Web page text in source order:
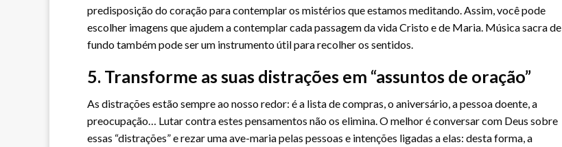
predisposição do coração para contemplar os mistérios que estamos meditando. Assim, você pode
escolher imagens que ajudem a contemplar cada passagem da vida Cristo e de Maria. Música sacra de
fundo também pode ser um instrumento útil para recolher os sentidos.
5. Transforme as suas distrações em “assuntos de oração”
As distrações estão sempre ao nosso redor: é a lista de compras, o aniversário, a pessoa doente, a
preocupação… Lutar contra estes pensamentos não os elimina. O melhor é conversar com Deus sobre
essas “distrações” e rezar uma ave-maria pelas pessoas e intenções ligadas a elas: desta forma, a